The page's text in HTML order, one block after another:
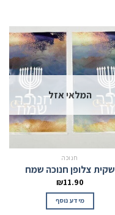
המלאי אזל
חנוכה
שקית צלופן חנוכה שמח
₪11.90
מידע נוסף